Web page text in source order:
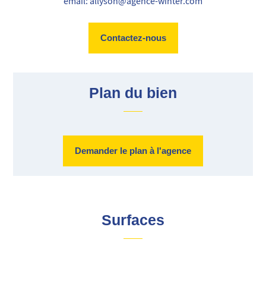
Contactez-nous
Plan du bien
Demander le plan à l'agence
Surfaces